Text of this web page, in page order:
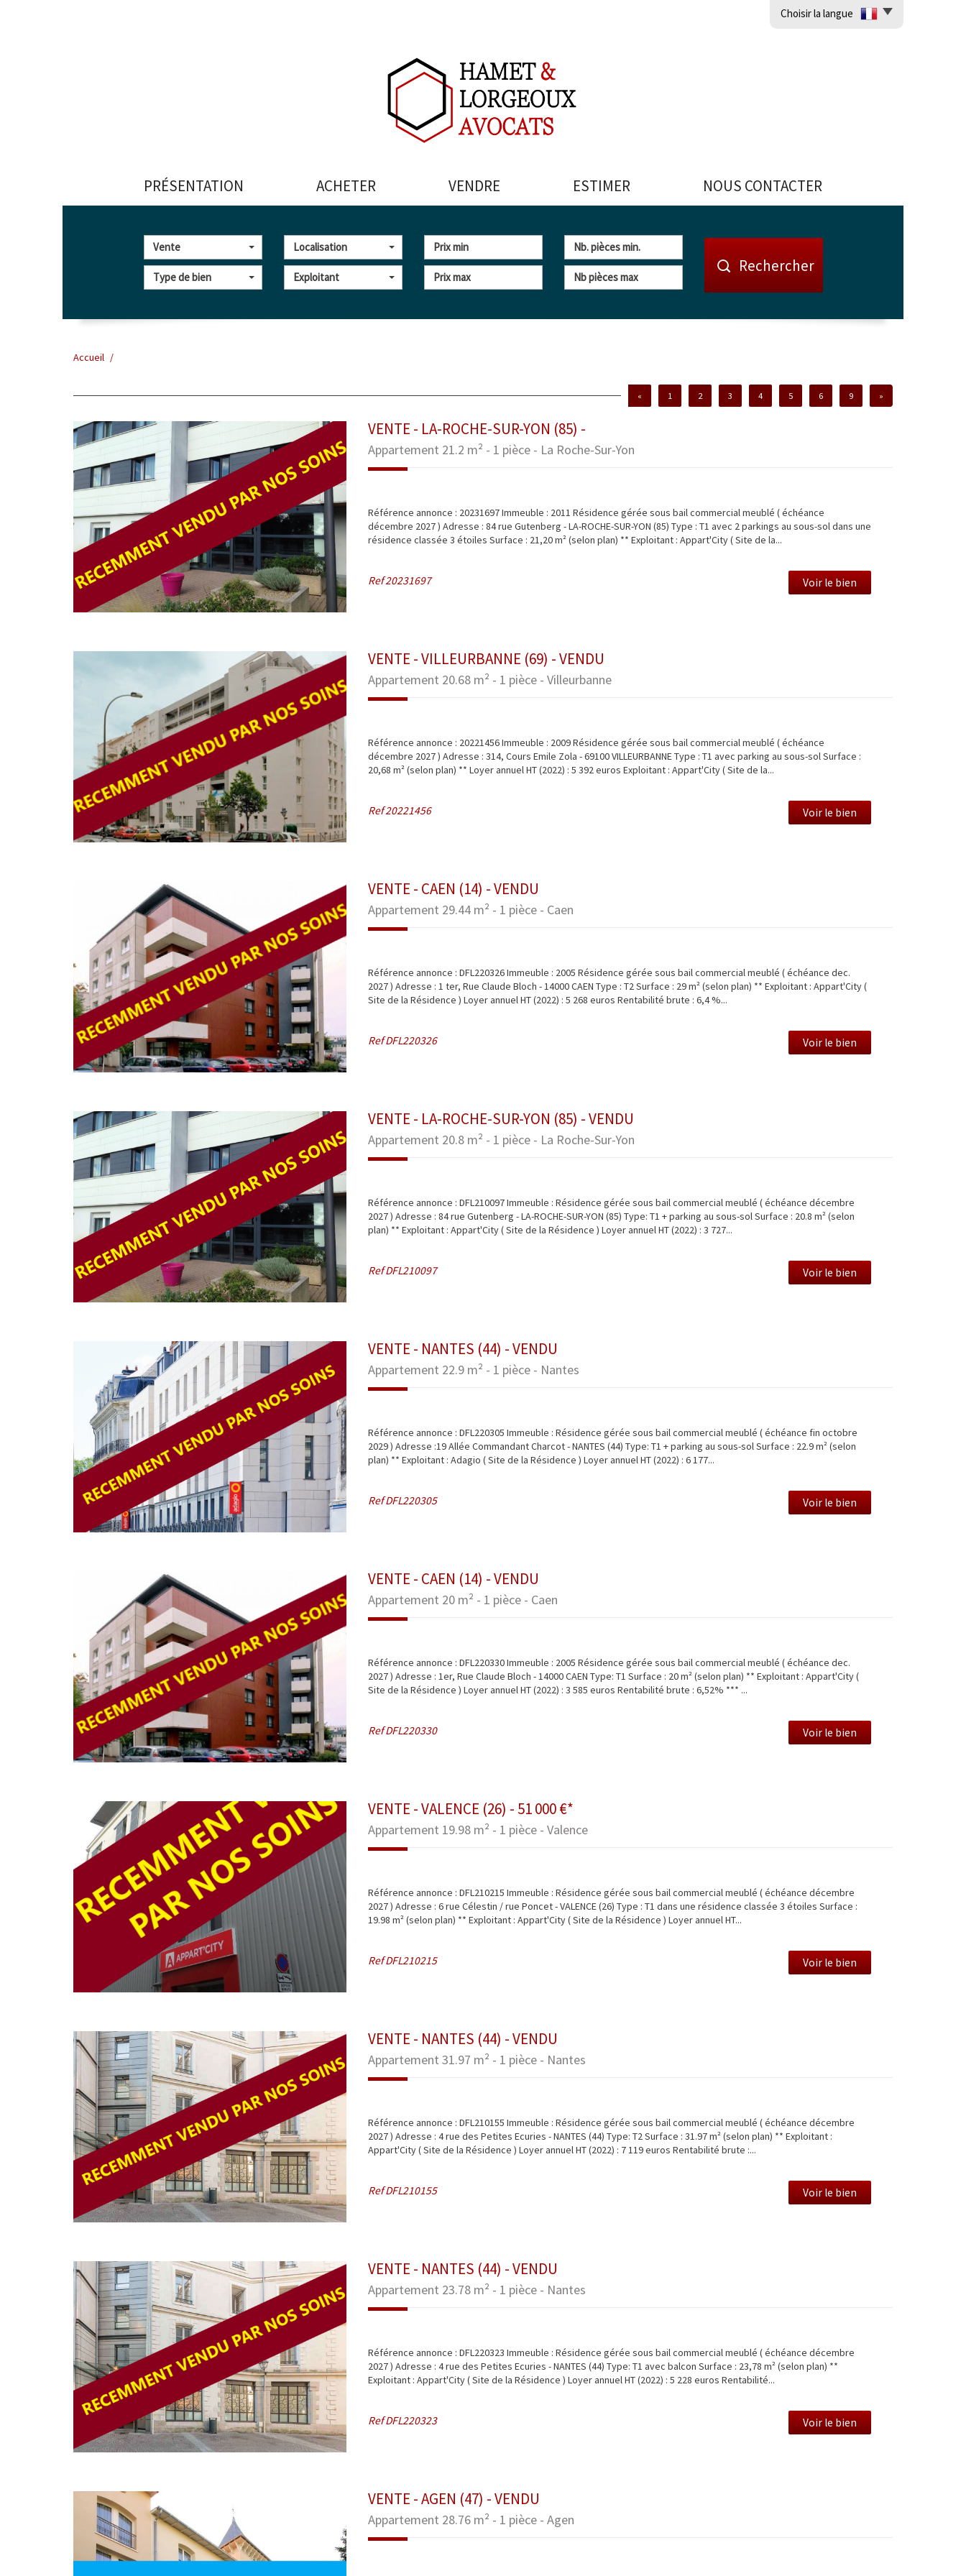
Choisir la langue
PRÉSENTATION ACHETER VENDRE ESTIMER NOUS CONTACTER
Vente
Type de bien
Localisation
Exploitant
Rechercher
Accueil
« 1 2 3 4 5 6 9 »
VENTE - LA-ROCHE-SUR-YON (85) -
Appartement 21.2 m² - 1 pièce - La Roche-Sur-Yon
Référence annonce : 20231697 Immeuble : 2011 Résidence gérée sous bail commercial meublé ( échéance
décembre 2027 ) Adresse : 84 rue Gutenberg - LA-ROCHE-SUR-YON (85) Type : T1 avec 2 parkings au sous-sol dans une
résidence classée 3 étoiles Surface : 21,20 m² (selon plan) ** Exploitant : Appart'City ( Site de la...
Ref20231697 Voir le bien
VENTE - VILLEURBANNE (69) - VENDU
Appartement 20.68 m² - 1 pièce - Villeurbanne
Référence annonce : 20221456 Immeuble : 2009 Résidence gérée sous bail commercial meublé ( échéance
décembre 2027 ) Adresse : 314, Cours Emile Zola - 69100 VILLEURBANNE Type : T1 avec parking au sous-sol Surface :
20,68 m² (selon plan) ** Loyer annuel HT (2022) : 5 392 euros Exploitant : Appart'City ( Site de la...
Ref20221456 Voir le bien
VENTE - CAEN (14) - VENDU
Appartement 29.44 m² - 1 pièce - Caen
Référence annonce : DFL220326 Immeuble : 2005 Résidence gérée sous bail commercial meublé ( échéance dec.
2027 ) Adresse : 1 ter, Rue Claude Bloch - 14000 CAEN Type : T2 Surface : 29 m² (selon plan) ** Exploitant : Appart'City (
Site de la Résidence ) Loyer annuel HT (2022) : 5 268 euros Rentabilité brute : 6,4 %...
RefDFL220326 Voir le bien
VENTE - LA-ROCHE-SUR-YON (85) - VENDU
Appartement 20.8 m² - 1 pièce - La Roche-Sur-Yon
Référence annonce : DFL210097 Immeuble : Résidence gérée sous bail commercial meublé ( échéance décembre
2027 ) Adresse : 84 rue Gutenberg - LA-ROCHE-SUR-YON (85) Type: T1 + parking au sous-sol Surface : 20.8 m² (selon
plan) ** Exploitant : Appart'City ( Site de la Résidence ) Loyer annuel HT (2022) : 3 727...
RefDFL210097 Voir le bien
VENTE - NANTES (44) - VENDU
Appartement 22.9 m² - 1 pièce - Nantes
Référence annonce : DFL220305 Immeuble : Résidence gérée sous bail commercial meublé ( échéance fin octobre
2029 ) Adresse :19 Allée Commandant Charcot - NANTES (44) Type: T1 + parking au sous-sol Surface : 22.9 m² (selon
plan) ** Exploitant : Adagio ( Site de la Résidence ) Loyer annuel HT (2022) : 6 177...
RefDFL220305 Voir le bien
VENTE - CAEN (14) - VENDU
Appartement 20 m² - 1 pièce - Caen
Référence annonce : DFL220330 Immeuble : 2005 Résidence gérée sous bail commercial meublé ( échéance dec.
2027 ) Adresse : 1er, Rue Claude Bloch - 14000 CAEN Type: T1 Surface : 20 m² (selon plan) ** Exploitant : Appart'City (
Site de la Résidence ) Loyer annuel HT (2022) : 3 585 euros Rentabilité brute : 6,52% *** ...
RefDFL220330 Voir le bien
VENTE - VALENCE (26) - 51 000 €*
Appartement 19.98 m² - 1 pièce - Valence
Référence annonce : DFL210215 Immeuble : Résidence gérée sous bail commercial meublé ( échéance décembre
2027 ) Adresse : 6 rue Célestin / rue Poncet - VALENCE (26) Type : T1 dans une résidence classée 3 étoiles Surface :
19.98 m² (selon plan) ** Exploitant : Appart'City ( Site de la Résidence ) Loyer annuel HT...
RefDFL210215 Voir le bien
VENTE - NANTES (44) - VENDU
Appartement 31.97 m² - 1 pièce - Nantes
Référence annonce : DFL210155 Immeuble : Résidence gérée sous bail commercial meublé ( échéance décembre
2027 ) Adresse : 4 rue des Petites Ecuries - NANTES (44) Type: T2 Surface : 31.97 m² (selon plan) ** Exploitant :
Appart'City ( Site de la Résidence ) Loyer annuel HT (2022) : 7 119 euros Rentabilité brute :...
RefDFL210155 Voir le bien
VENTE - NANTES (44) - VENDU
Appartement 23.78 m² - 1 pièce - Nantes
Référence annonce : DFL220323 Immeuble : Résidence gérée sous bail commercial meublé ( échéance décembre
2027 ) Adresse : 4 rue des Petites Ecuries - NANTES (44) Type: T1 avec balcon Surface : 23,78 m² (selon plan) **
Exploitant : Appart'City ( Site de la Résidence ) Loyer annuel HT (2022) : 5 228 euros Rentabilité...
RefDFL220323 Voir le bien
VENTE - AGEN (47) - VENDU
Appartement 28.76 m² - 1 pièce - Agen